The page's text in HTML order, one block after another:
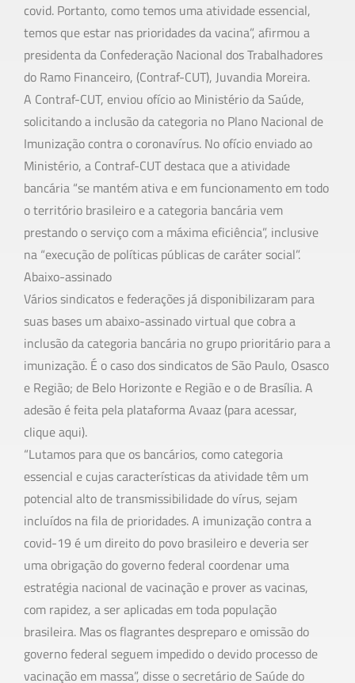
covid. Portanto, como temos uma atividade essencial,
temos que estar nas prioridades da vacina”, afirmou a
presidenta da Confederação Nacional dos Trabalhadores
do Ramo Financeiro, (Contraf-CUT), Juvandia Moreira.
A Contraf-CUT, enviou ofício ao Ministério da Saúde,
solicitando a inclusão da categoria no Plano Nacional de
Imunização contra o coronavírus. No ofício enviado ao
Ministério, a Contraf-CUT destaca que a atividade
bancária “se mantém ativa e em funcionamento em todo
o território brasileiro e a categoria bancária vem
prestando o serviço com a máxima eficiência”, inclusive
na “execução de políticas públicas de caráter social”.
Abaixo-assinado
Vários sindicatos e federações já disponibilizaram para
suas bases um abaixo-assinado virtual que cobra a
inclusão da categoria bancária no grupo prioritário para a
imunização. É o caso dos sindicatos de São Paulo, Osasco
e Região; de Belo Horizonte e Região e o de Brasília. A
adesão é feita pela plataforma Avaaz (para acessar,
clique aqui).
“Lutamos para que os bancários, como categoria
essencial e cujas características da atividade têm um
potencial alto de transmissibilidade do vírus, sejam
incluídos na fila de prioridades. A imunização contra a
covid-19 é um direito do povo brasileiro e deveria ser
uma obrigação do governo federal coordenar uma
estratégia nacional de vacinação e prover as vacinas,
com rapidez, a ser aplicadas em toda população
brasileira. Mas os flagrantes despreparo e omissão do
governo federal seguem impedido o devido processo de
vacinação em massa”, disse o secretário de Saúde do